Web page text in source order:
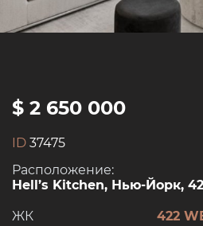
$ 2 650 000
ID 37475
Расположение:
Hell’s Kitchen, Нью-Йорк,
ЖК
422